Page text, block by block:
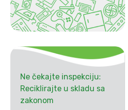
Ne čekajte inspekciju:
Reciklirajte u skladu sa
zakonom